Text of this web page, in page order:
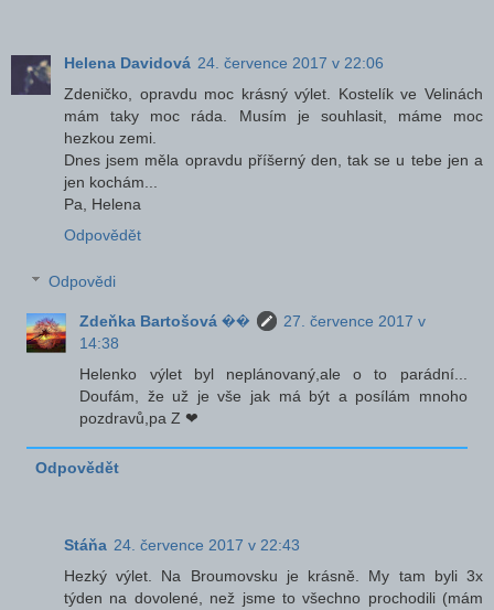
Helena Davidová 24. července 2017 v 22:06
Zdeničko, opravdu moc krásný výlet. Kostelík ve Velinách
mám taky moc ráda. Musím je souhlasit, máme moc
hezkou zemi.
Dnes jsem měla opravdu příšerný den, tak se u tebe jen a
jen kochám...
Pa, Helena
Odpovědět
Odpovědi
Zdeňka Bartošová ��
27. července 2017 v
14:38
Helenko výlet byl neplánovaný,ale o to parádní...
Doufám, že už je vše jak má být a posílám mnoho
pozdravů,pa Z ❤
Odpovědět
Stáňa 24. července 2017 v 22:43
Hezký výlet. Na Broumovsku je krásně. My tam byli 3x
týden na dovolené, než jsme to všechno prochodili (mám